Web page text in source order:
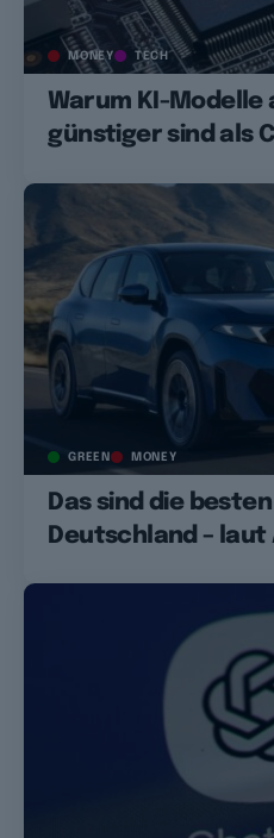
MONEY TECH
Warum KI-Modelle
günstiger sind als
GREEN MONEY
Das sind die
Deutschland – laut